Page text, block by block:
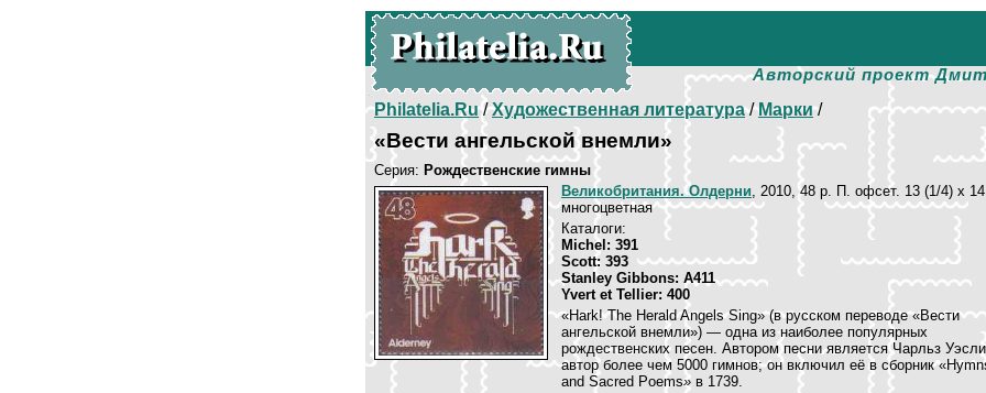
Авторский проект
Philatelia.Ru/Художественная литература/Марки/
«Вести ангельской внемли»
Серия: Рождественские гимны
Великобритания. Олдерни, 2010, 48 p. П. офсет. 13 (1/4) х
многоцветная
Каталоги:
Michel: 391
Scott: 393
Stanley Gibbons: A411
Yvert et Tellier: 400
«Hark! The Herald Angels Sing» (в русском переводе «Вести
ангельской внемли») — одна из наиболее популярных
рождественских песен. Автором песни является Чарльз
автор более чем 5000 гимнов; он включил её в сборник
and Sacred Poems» в 1739.